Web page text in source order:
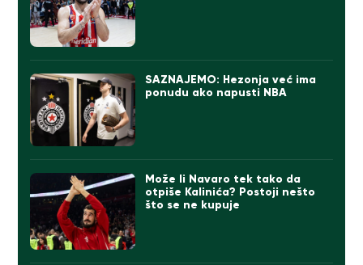
SAZNAJEMO: Hezonja već ima
ponudu ako napusti NBA
Može li Navaro tek tako da
otpiše Kalinića? Postoji nešto
što se ne kupuje